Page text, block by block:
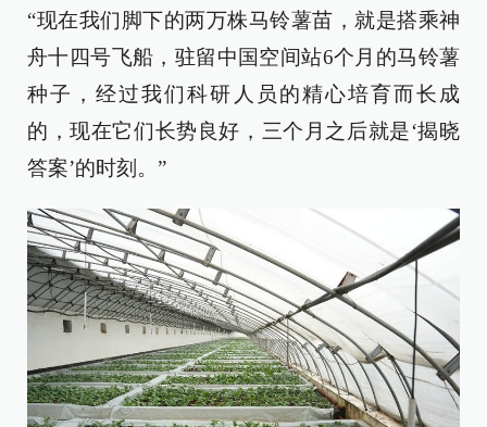
“现在我们脚下的两万株马铃薯苗，就是搭乘神
舟十四号飞船，驻留中国空间站6个月的马铃薯
种子，经过我们科研人员的精心培育而长成
的，现在它们长势良好，三个月之后就是‘揭晓
答案’的时刻。”